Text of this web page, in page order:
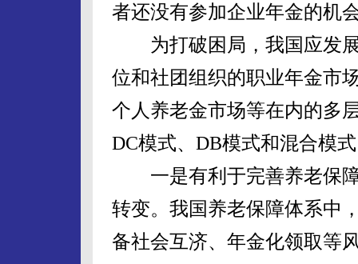
者还没有参加企业年金的机
为打破困局，我国应发展
位和社团组织的职业年金市
个人养老金市场等在内的多
DC模式、DB模式和混合模
一是有利于完善养老保障
转变。我国养老保障体系中
备社会互济、年金化领取等